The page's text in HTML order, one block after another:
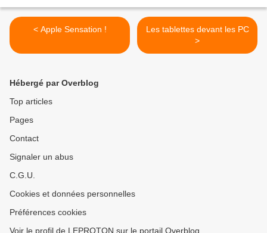
< Apple Sensation !
Les tablettes devant les PC
>
Hébergé par Overblog
Top articles
Pages
Contact
Signaler un abus
C.G.U.
Cookies et données personnelles
Préférences cookies
Voir le profil de LEPROTON sur le portail Overblog